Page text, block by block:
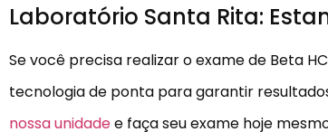
Laboratório Santa Rita:
Se você precisa realizar o exame de Beta
tecnologia de ponta para garantir
nossa unidadee faça seu exame hoje